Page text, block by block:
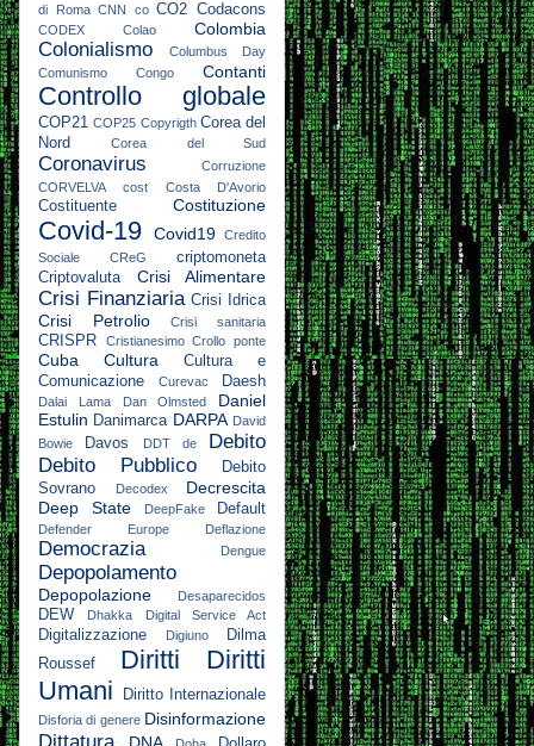
di Roma CNN co CO2 Codacons
CODEX Colao Colombia
Colonialismo
Columbus Day
Comunismo
Congo Contanti
Controllo globale
COP21 COP25 Copyrigth Corea del
Nord
Corea del Sud
Coronavirus
Corruzione
CORVELVA
cost Costa D'Avorio
Costituente Costituzione
Covid-19 Covid19
Credito
Sociale
CReG
criptomoneta
Criptovaluta
Crisi Alimentare
Crisi Finanziaria Crisi Idrica
Crisi Petrolio Crisi sanitaria
CRISPR Cristianesimo Crollo ponte
Cuba Cultura
Cultura e
Comunicazione
Curevac Daesh
Dalai Lama Dan Olmsted
Daniel
Estulin Danimarca DARPA David
Bowie
Davos DDT de
Debito
Debito Pubblico
Debito
Sovrano
Decodex
Decrescita
Deep State
DeepFake Default
Defender Europe Deflazione
Democrazia Dengue
Depopolamento
Depopolazione Desaparecidos
DEW Dhakka Digital Service Act
Digitalizzazione Digiuno
Dilma
Roussef
Diritti
Diritti
Umani
Diritto Internazionale
Disforia di genere Disinformazione